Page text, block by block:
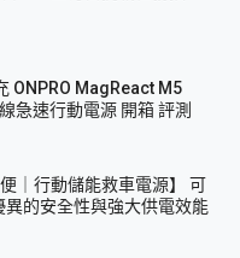
ONPRO MagReact M5
急速行動電源 開箱 評測
｜行動儲能救車電源】 可
的安全性與強大供電效能